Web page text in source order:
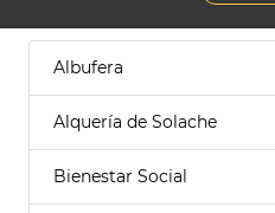
Albufera
Alquería de Solache
Bienestar Social